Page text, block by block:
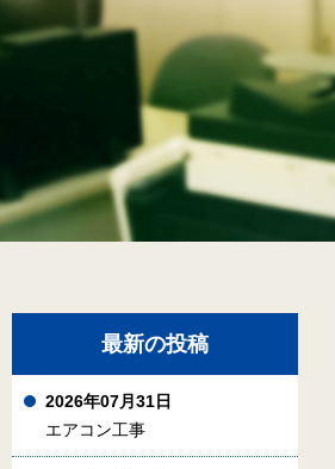
最新の投稿
2026年07月31日
エアコン工事